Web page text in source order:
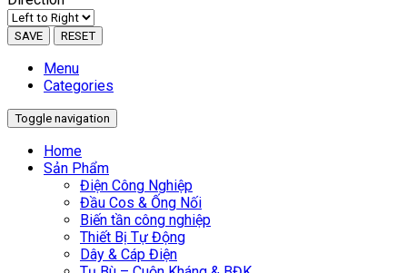
SAVE RESET
Menu
Categories
Toggle navigation
Home
Sản Phẩm
Điện Công Nghiệp
Đầu Cos & Ống Nối
Biến tần công nghiệp
Thiết Bị Tự Động
Dây & Cáp Điện